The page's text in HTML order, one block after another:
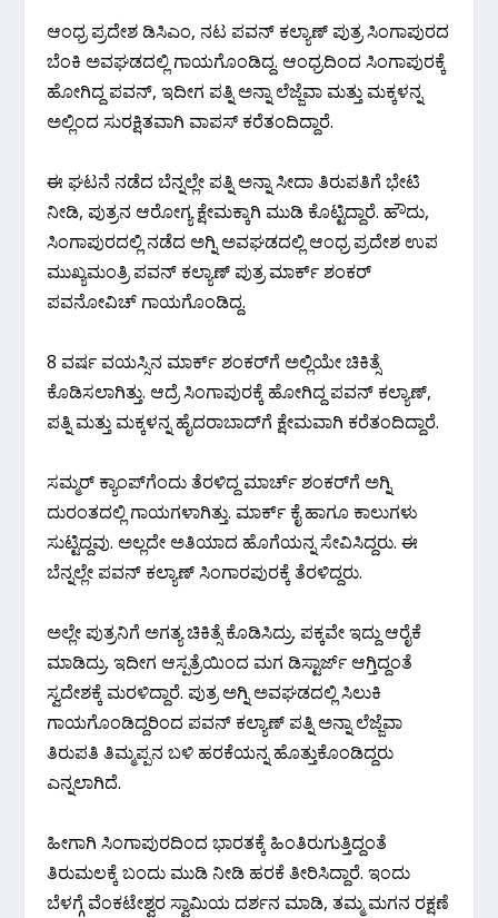
ಆಂಧ್ರ ಪ್ರದೇಶ ಡಿಸಿಎಂ, ನಟ ಪವನ್ ಕಲ್ಯಾಣ್ ಪುತ್ರ ಸಿಂಗಾಪುರದ
ಬೆಂಕಿ ಅವಘಡದಲ್ಲಿ ಗಾಯಗೊಂಡಿದ್ದ. ಆಂಧ್ರದಿಂದ ಸಿಂಗಾಪುರಕ್ಕೆ
ಹೋಗಿದ್ದ ಪವನ್, ಇದೀಗ ಪತ್ನಿ ಅನ್ನಾ ಲೆಜ್ಜೆವಾ ಮತ್ತು ಮಕ್ಕಳನ್ನ
ಅಲ್ಲಿಂದ ಸುರಕ್ಷಿತವಾಗಿ ವಾಪಸ್ ಕರೆತಂದಿದ್ದಾರೆ.
ಈ ಘಟನೆ ನಡೆದ ಬೆನ್ನಲ್ಲೇ ಪತ್ನಿ ಅನ್ನಾ ಸೀದಾ ತಿರುಪತಿಗೆ ಭೇಟಿ
ನೀಡಿ, ಪುತ್ರನ ಆರೋಗ್ಯ ಕ್ಷೇಮಕ್ಕಾಗಿ ಮುಡಿ ಕೊಟ್ಟಿದ್ದಾರೆ. ಹೌದು,
ಸಿಂಗಾಪುರದಲ್ಲಿ ನಡೆದ ಅಗ್ನಿ ಅವಘಡದಲ್ಲಿ ಆಂಧ್ರ ಪ್ರದೇಶ ಉಪ
ಮುಖ್ಯಮಂತ್ರಿ ಪವನ್ ಕಲ್ಯಾಣ್ ಪುತ್ರ ಮಾರ್ಕ್ ಶಂಕರ್‌
ಪವನೋವಿಚ್ ಗಾಯಗೊಂಡಿದ್ದ.
8 ವರ್ಷ ವಯಸ್ಸಿನ ಮಾರ್ಕ್ ಶಂಕರ್‌ಗೆ ಅಲ್ಲಿಯೇ ಚಿಕಿತ್ಸೆ
ಕೊಡಿಸಲಾಗಿತ್ತು. ಆದ್ರೆ ಸಿಂಗಾಪುರಕ್ಕೆ ಹೋಗಿದ್ದ ಪವನ್ ಕಲ್ಯಾಣ್,
ಪತ್ನಿ ಮತ್ತು ಮಕ್ಕಳನ್ನ ಹೈದರಾಬಾದ್‌ಗೆ ಕ್ಷೇಮವಾಗಿ ಕರೆತಂದಿದ್ದಾರೆ.
ಸಮ್ಮರ್ ಕ್ಯಾಂಪ್‌ಗೆಂದು ತೆರಳಿದ್ದ ಮಾರ್ಚ್‌ ಶಂಕರ್‌ಗೆ ಅಗ್ನಿ
ದುರಂತದಲ್ಲಿ ಗಾಯಗಳಾಗಿತ್ತು. ಮಾರ್ಕ್ ಕೈ ಹಾಗೂ ಕಾಲುಗಳು
ಸುಟ್ಟಿದ್ದವು. ಅಲ್ಲದೇ ಅತಿಯಾದ ಹೊಗೆಯನ್ನ ಸೇವಿಸಿದ್ದರು. ಈ
ಬೆನ್ನಲ್ಲೇ ಪವನ್ ಕಲ್ಯಾಣ್‌ ಸಿಂಗಾರಪುರಕ್ಕೆ ತೆರಳಿದ್ದರು.
ಅಲ್ಲೇ ಪುತ್ರನಿಗೆ ಅಗತ್ಯ ಚಿಕಿತ್ಸೆ ಕೊಡಿಸಿದ್ರು. ಪಕ್ಕವೇ ಇದ್ದು ಆರೈಕೆ
ಮಾಡಿದ್ರು. ಇದೀಗ ಆಸ್ಪತ್ರೆಯಿಂದ ಮಗ ಡಿಸ್ಟಾರ್ಜ್ ಆಗ್ತಿದ್ದಂತೆ
ಸ್ವದೇಶಕ್ಕೆ ಮರಳಿದ್ದಾರೆ. ಪುತ್ರ ಅಗ್ನಿ ಅವಘಡದಲ್ಲಿ ಸಿಲುಕಿ
ಗಾಯಗೊಂಡಿದ್ದರಿಂದ ಪವನ್‌ ಕಲ್ಯಾಣ್‌ ಪತ್ನಿ ಅನ್ನಾ ಲೆಜ್ಜೆವಾ
ತಿರುಪತಿ ತಿಮ್ಮಪ್ಪನ ಬಳಿ ಹರಕೆಯನ್ನ ಹೊತ್ತುಕೊಂಡಿದ್ದರು
ಎನ್ನಲಾಗಿದೆ.
ಹೀಗಾಗಿ ಸಿಂಗಾಪುರದಿಂದ ಭಾರತಕ್ಕೆ ಹಿಂತಿರುಗುತ್ತಿದ್ದಂತೆ
ತಿರುಮಲಕ್ಕೆ ಬಂದು ಮುಡಿ ನೀಡಿ ಹರಕೆ ತೀರಿಸಿದ್ದಾರೆ. ಇಂದು
ಬೆಳಗ್ಗೆ ವೆಂಕಟೇಶ್ವರ ಸ್ವಾಮಿಯ ದರ್ಶನ ಮಾಡಿ, ತಮ್ಮ ಮಗನ ರಕ್ಷಣೆ